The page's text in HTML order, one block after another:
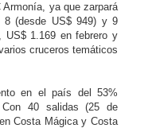
ya que zarpará
8 (desde US$ 949) y 9
US$ 1.169 en febrero y
cruceros temáticos
en el país del 53%
40 salidas (25 de
Costa Mágica y Costa